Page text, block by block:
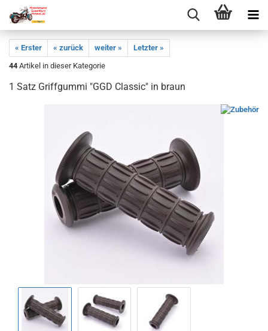
« Erster « zurück weiter »
Letzter »
44 Artikel in dieser Kategorie
1 Satz Griffgummi "GGD Classic" in braun